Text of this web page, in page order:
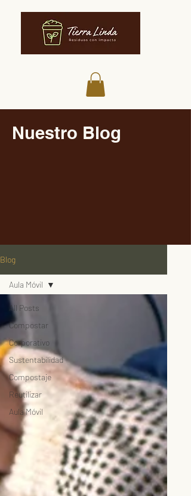
Nuestro Blog
Blog
All Posts
Compostar
Corporativo
Sustentabilidad
Compostaje
Reutilizar
Aula Móvil
Aula Móvil